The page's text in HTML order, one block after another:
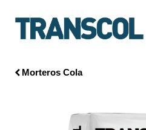
Morteros Cola